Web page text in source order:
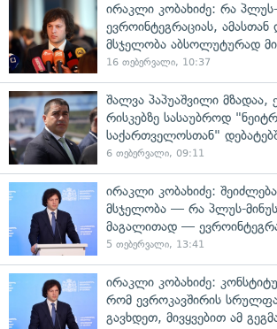
ირაკლი კობახიძე: რა პლუს-
ევროინტეგრაციას, ამასთან
მსჯელობა აბსოლუტურად
16 თებერვალი, 10:37
შალვა პაპუაშვილი მზადაა,
რისკებზე სასაუბროდ
საქართველოსთან"
6 თებერვალი, 09:11
ირაკლი კობახიძე:
მსჯელობა — რა პლუს-
მაგალითად —
5 თებერვალი, 13:41
ირაკლი კობახიძე:
რომ ევროკავშირის
გავხდეთ, მივყვებით ამ